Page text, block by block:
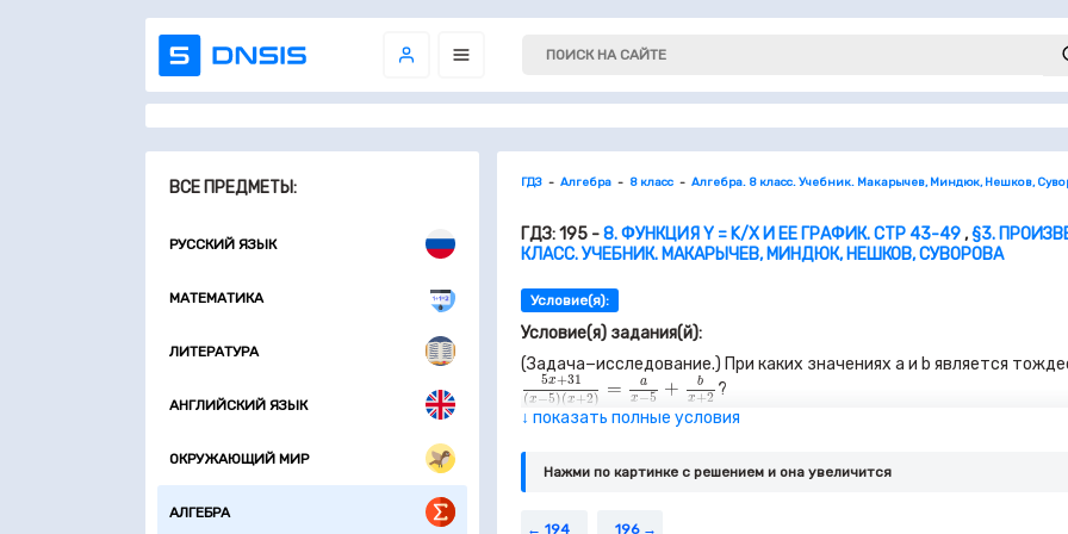
ВСЕ ПРЕДМЕТЫ:
РУССКИЙ ЯЗЫК
МАТЕМАТИКА
ЛИТЕРАТУРА
АНГЛИЙСКИЙ ЯЗЫК
ОКРУЖАЮЩИЙ МИР
АЛГЕБРА
ГДЗ Алгебра 8 класс Алгебра. 8 класс. Учебник. Макарычев, Миндюк, Нешков,
ГДЗ: 195 -8. ФУНКЦИЯ Y = K/X И ЕЕ ГРАФИК. СТР 43-49,§3.
КЛАСС. УЧЕБНИК. МАКАРЫЧЕВ, МИНДЮК, НЕШКОВ, СУВОРОВА
Условие(я):
Условие(я) задания(й):
(Задача−исследование.) При каких значениях a и b является
5x+31
(x−5)(x+2) =
a
x−5 +
b
x+2
5x+31(x −5)(x+2)=ax− 5+b x+2
?
а) Обсудите, какие преобразования надо выполнить и каким
б) Выполните необходимые преобразования, составьте систему
в) Ответьте на вопрос задачи и проверьте полученный ответ.
↓ показать полные условия
Нажми по картинке c решением и она увеличится
194 196